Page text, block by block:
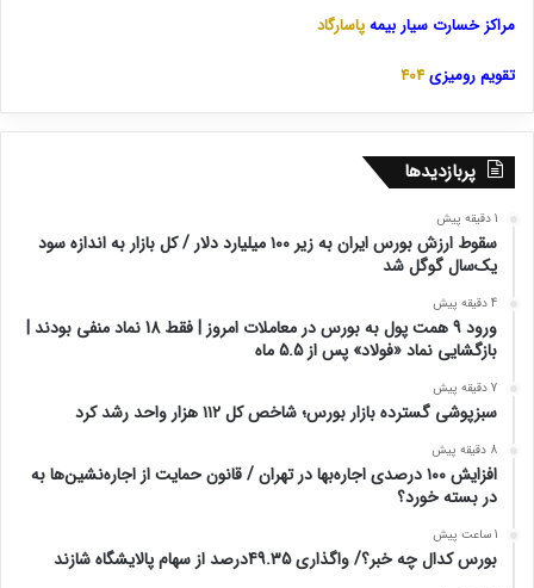
مراکز خسارت سیار بیمهپاسارگاد
تقویم رومیزی404
پربازدیدها
1 دقیقه پیش
سقوط ارزش بورس ایران به زیر ۱۰۰ میلیارد دلار / کل بازار به اندازه سود
یک‌سال گوگل شد
4 دقیقه پیش
ورود 9 همت پول به بورس در معاملات امروز | فقط 18 نماد منفی بودند |
بازگشایی نماد «فولاد» پس از 5.5 ماه
7 دقیقه پیش
سبزپوشی گسترده بازار بورس؛ شاخص کل ۱۱۲ هزار واحد رشد کرد
8 دقیقه پیش
افزایش ۱۰۰ درصدی اجاره‌بها در تهران / قانون حمایت از اجاره‌نشین‌ها به
در بسته خورد؟
1 ساعت پیش
بورس کدال چه خبر؟/ واگذاری 49.35درصد از سهام پالایشگاه شازند